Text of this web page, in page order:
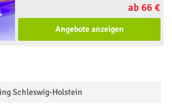
ab 66 €
Angebote anzeigen
Schleswig-Holstein